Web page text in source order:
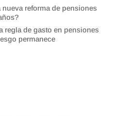
nueva reforma de pensiones
regla de gasto en pensiones
permanece